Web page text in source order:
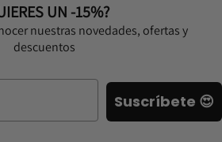
UN -15%?
nuestras novedades, ofertas y
descuentos
Suscríbete 😍